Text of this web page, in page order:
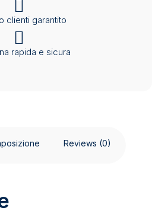
clienti garantito
rapida e sicura
Reviews (0)